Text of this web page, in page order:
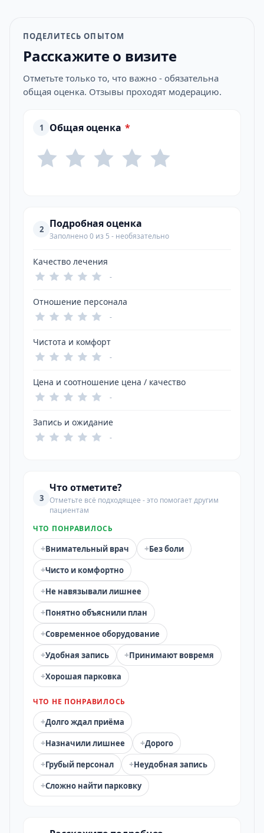
ПОДЕЛИТЕСЬ ОПЫТОМ
Расскажите о визите
Отметьте только то, что важно - обязательна
общая оценка. Отзывы проходят модерацию.
1 Общая оценка *
2 Подробная оценка
Заполнено 0 из 5 - необязательно
Качество лечения
-
Отношение персонала
-
Чистота и комфорт
-
Цена и соотношение цена / качество
-
Запись и ожидание
-
3
Что отметите?
Отметьте всё подходящее - это помогает другим
пациентам
ЧТО ПОНРАВИЛОСЬ
+Внимательный врач +Без боли
+Чисто и комфортно
+Не навязывали лишнее
+Понятно объяснили план
+Современное оборудование
+Удобная запись +Принимают вовремя
+Хорошая парковка
ЧТО НЕ ПОНРАВИЛОСЬ
+Долго ждал приёма
+Назначили лишнее +Дорого
+Грубый персонал +Неудобная запись
+Сложно найти парковку